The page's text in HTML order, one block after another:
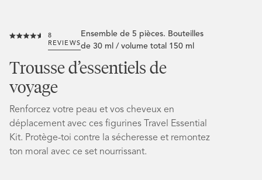
of
5
stars
8
REVIEWS
Click
scroll
to
reviews
Ensemble de 5 pièces. Bouteilles
de 30 ml / volume total 150 ml
Trousse d’essentiels de
voyage
Renforcez votre peau et vos cheveux en
déplacement avec ces figurines Travel Essential
Kit. Protège-toi contre la sécheresse et remontez
ton moral avec ce set nourrissant.